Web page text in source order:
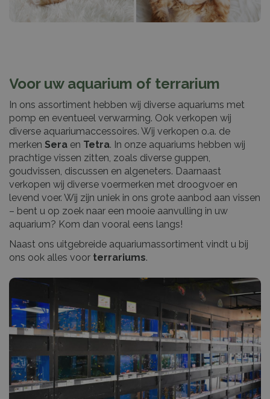
Voor uw aquarium of terrarium
In ons assortiment hebben wij diverse aquariums met
pomp en eventueel verwarming. Ook verkopen wij
diverse aquariumaccessoires. Wij verkopen o.a. de
merken Sera en Tetra. In onze aquariums hebben wij
prachtige vissen zitten, zoals diverse guppen,
goudvissen, discussen en algeneters. Daarnaast
verkopen wij diverse voermerken met droogvoer en
levend voer. Wij zijn uniek in ons grote aanbod aan vissen
– bent u op zoek naar een mooie aanvulling in uw
aquarium? Kom dan vooral eens langs!
Naast ons uitgebreide aquariumassortiment vindt u bij
ons ook alles voor terrariums.